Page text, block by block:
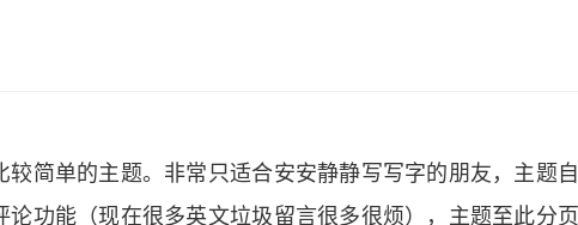
较简单的主题。非常只适合安安静静写写字的朋友，主题自
功能（现在很多英文垃圾留言很多很烦），主题至此分页